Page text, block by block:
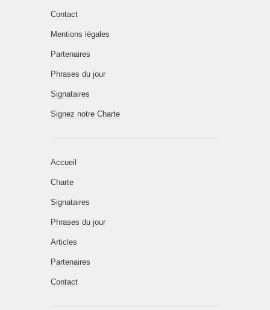
Contact
Mentions légales
Partenaires
Phrases du jour
Signataires
Signez notre Charte
Accueil
Charte
Signataires
Phrases du jour
Articles
Partenaires
Contact